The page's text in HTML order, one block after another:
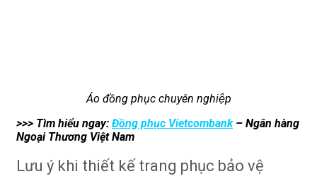
Áo đồng phục chuyên nghiệp
>>> Tìm hiểu ngay: Đồng phục Vietcombank– Ngân hàng
Ngoại Thương Việt Nam
Lưu ý khi thiết kế trang phục bảo vệ